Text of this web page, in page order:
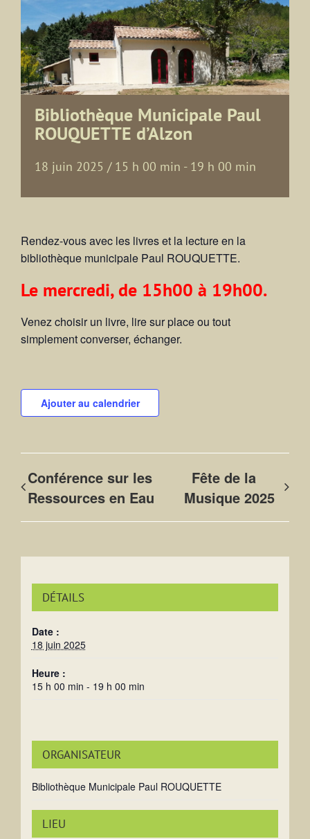
Bibliothèque Municipale Paul
ROUQUETTE d’Alzon
18 juin 2025 / 15 h 00 min - 19 h 00 min
Rendez-vous avec les livres et la lecture en la
bibliothèque municipale Paul ROUQUETTE.
Le mercredi, de 15h00 à 19h00.
Venez choisir un livre, lire sur place ou tout
simplement converser, échanger.
Ajouter au calendrier
Conférence sur les
Ressources en Eau
Fête de la
Musique 2025
DÉTAILS
Date :
18 juin 2025
Heure :
15 h 00 min - 19 h 00 min
LIEU
ORGANISATEUR
Bibliothèque Municipale Paul ROUQUETTE